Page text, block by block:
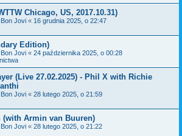
Chicago, US, 2017.10.31)
Bon Jovi « 16 grudnia 2025, o 22:47
Edition)
Bon Jovi « 24 października 2025, o 00:28
(Live 27.02.2025) - Phil X with Richie
Bon Jovi « 28 lutego 2025, o 21:59
(with Armin van Buuren)
Bon Jovi « 28 lutego 2025, o 21:22